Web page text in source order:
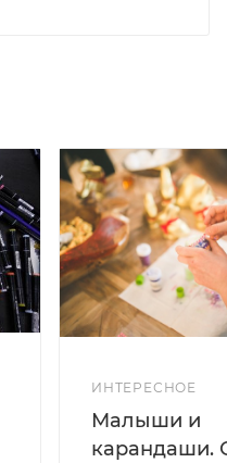
ИНТЕРЕСНОЕ
Малыши и
карандаши.